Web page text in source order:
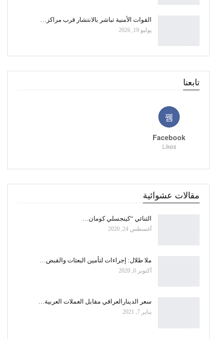
القوات الأمنية تباشر بالانتشار قرب مراكز…
يوليو 19, 2026
تابعنا
Facebook
Likes
مقالات عشوائية
الثنائي “كينجسلي كومان…
أغسطس 24, 2020
ملا طلال: إجراءات لتأمين البعثات والقبض…
أكتوبر 6, 2020
سعر الدينارالعراقي مقابل العملات العربية…
يناير 7, 2021